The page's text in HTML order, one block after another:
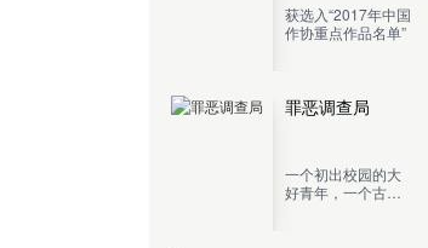
获选入“2017年中国
作协重点作品名单”
罪恶调查局
一个初出校园的大
好青年，一个古灵